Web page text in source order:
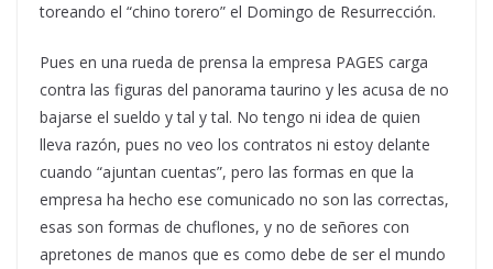
toreando el “chino torero” el Domingo de Resurrección.
Pues en una rueda de prensa la empresa PAGES carga
contra las figuras del panorama taurino y les acusa de no
bajarse el sueldo y tal y tal. No tengo ni idea de quien
lleva razón, pues no veo los contratos ni estoy delante
cuando “ajuntan cuentas”, pero las formas en que la
empresa ha hecho ese comunicado no son las correctas,
esas son formas de chuflones, y no de señores con
apretones de manos que es como debe de ser el mundo